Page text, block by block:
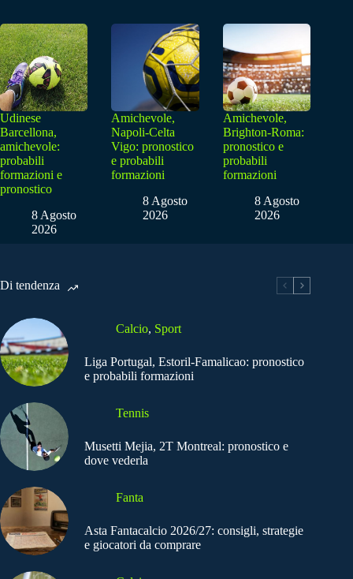
Udinese
Barcellona,
amichevole:
probabili
formazioni e
pronostico
8 Agosto
2026
Amichevole,
Napoli-Celta
Vigo: pronostico
e probabili
formazioni
8 Agosto
2026
Amichevole,
Brighton-Roma:
pronostico e
probabili
formazioni
8 Agosto
2026
Di tendenza
Calcio, Sport
Liga Portugal, Estoril-Famalicao: pronostico
e probabili formazioni
Tennis
Musetti Mejia, 2T Montreal: pronostico e
dove vederla
Fanta
Asta Fantacalcio 2026/27: consigli, strategie
e giocatori da comprare